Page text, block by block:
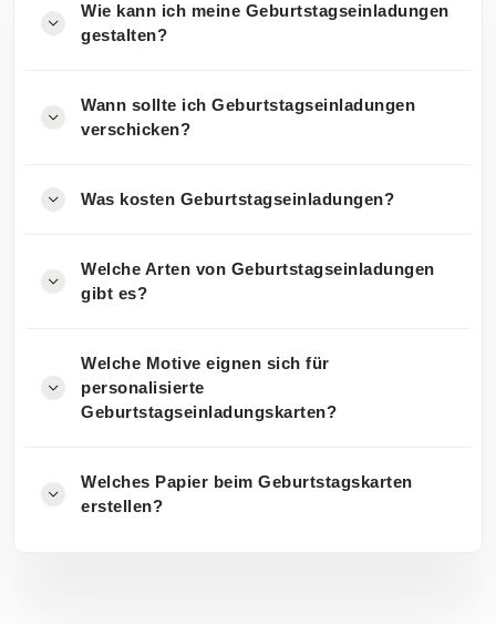
Wie kann ich meine Geburtstagseinladungen
gestalten?
Wann sollte ich Geburtstagseinladungen
verschicken?
Was kosten Geburtstagseinladungen?
Welche Arten von Geburtstagseinladungen
gibt es?
Welche Motive eignen sich für
personalisierte
Geburtstagseinladungskarten?
Welches Papier beim Geburtstagskarten
erstellen?